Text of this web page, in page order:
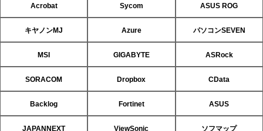
Acrobat Sycom ASUS ROG
キヤノンMJ Azure パソコンSEVEN
MSI GIGABYTE ASRock
SORACOM Dropbox CData
Backlog Fortinet ASUS
JAPANNEXT ViewSonic ソフマップ